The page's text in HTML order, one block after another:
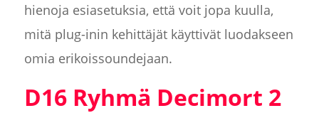
hienoja esiasetuksia, että voit jopa kuulla,
mitä plug-inin kehittäjät käyttivät luodakseen
omia erikoissoundejaan.
D16 Ryhmä Decimort 2